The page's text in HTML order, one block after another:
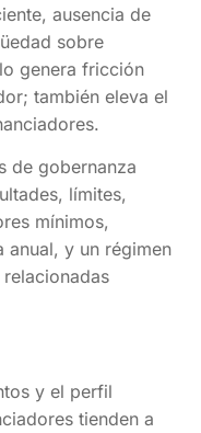
ausencia de
sobre
genera fricción
también eleva el
de gobernanza
límites,
mínimos,
anual, y un régimen
y el perfil
tienden a